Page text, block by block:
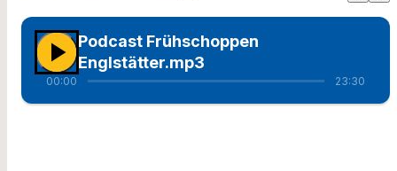
play_arrow
Podcast Frühschoppen
Englstätter.mp3
00:00 23:30